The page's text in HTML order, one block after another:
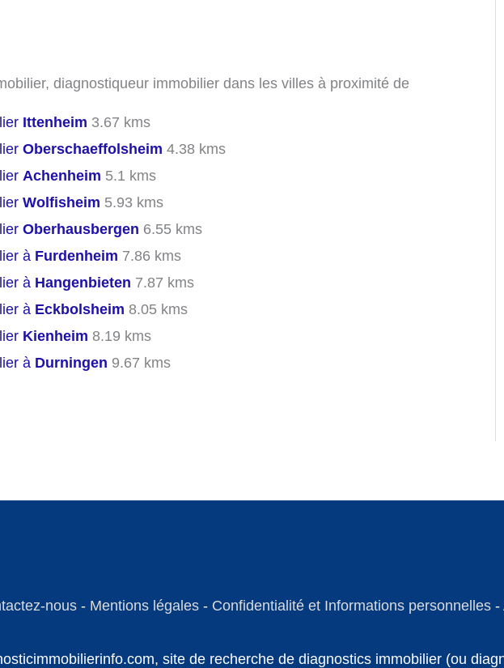
diagnostiqueur immobilier dans les villes à proximité de
Ittenheim 3.67 kms
Oberschaeffolsheim 4.38 kms
Achenheim 5.1 kms
Wolfisheim 5.93 kms
Oberhausbergen 6.55 kms
à Furdenheim 7.86 kms
à Hangenbieten 7.87 kms
à Eckbolsheim 8.05 kms
Kienheim 8.19 kms
à Durningen 9.67 kms
nous- Mentions légales- Confidentialité et Informations personnelles-
site de recherche de diagnostics immobilier (ou